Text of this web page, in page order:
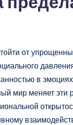
от
в
мир меняет эти